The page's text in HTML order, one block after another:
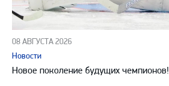
08 АВГУСТА 2026
Новости
Новое поколение будущих чемпионов!